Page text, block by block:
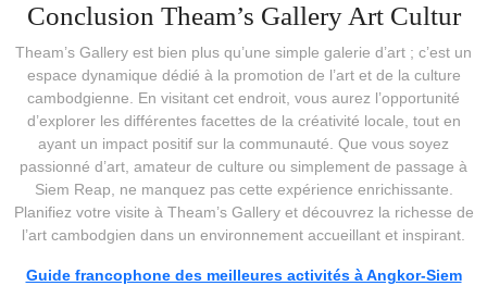
Conclusion Theam’s Gallery Art Cultur
Theam’s Gallery est bien plus qu’une simple galerie d’art ; c’est un
espace dynamique dédié à la promotion de l’art et de la culture
cambodgienne. En visitant cet endroit, vous aurez l’opportunité
d’explorer les différentes facettes de la créativité locale, tout en
ayant un impact positif sur la communauté. Que vous soyez
passionné d’art, amateur de culture ou simplement de passage à
Siem Reap, ne manquez pas cette expérience enrichissante.
Planifiez votre visite à Theam’s Gallery et découvrez la richesse de
l’art cambodgien dans un environnement accueillant et inspirant.
Guide francophone des meilleures activités à Angkor-Siem